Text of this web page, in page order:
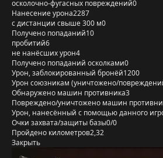
осколочно-фугасных повреждений0
Нанесение урона2287
с дистанции свыше 300 м0
Получено попаданий10
пробитий6
не нанёсших урон4
Получено попаданий осколками0
Урон, заблокированный бронёй1200
Урон союзникам (уничтожено/
Обнаружено машин противника3
Повреждено/уничтожено машин
Урон, нанесённый с помощью данного
Очки захвата/защиты базы0/0
Пройдено километров2,32
Закрыть